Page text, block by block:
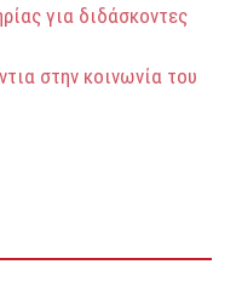
για διδάσκοντες
στην κοινωνία του